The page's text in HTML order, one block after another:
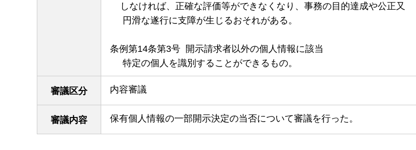
しなければ、正確な評価等ができなくなり、事務の目的達成や公正又
円滑な遂行に支障が生じるおそれがある。
条例第14条第3号 開示請求者以外の個人情報に該当
特定の個人を識別することができるもの。
審議区分 内容審議
審議内容 保有個人情報の一部開示決定の当否について審議を行った。